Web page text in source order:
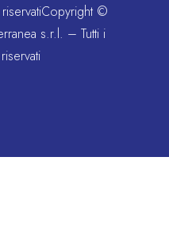
©
s.r.l. – Tutti i